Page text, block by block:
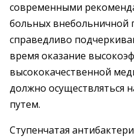
современными
больных внебольничной
справедливо
время оказание
высококачественной
должно осуществляться
путем.
Ступенчатая